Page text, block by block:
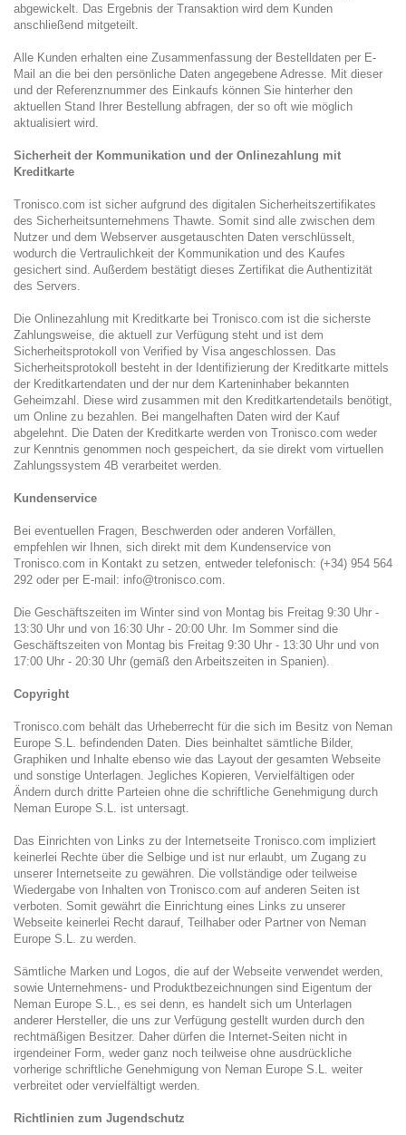
abgewickelt. Das Ergebnis der Transaktion wird dem Kunden
anschließend mitgeteilt.
Alle Kunden erhalten eine Zusammenfassung der Bestelldaten per E-
Mail an die bei den persönliche Daten angegebene Adresse. Mit dieser
und der Referenznummer des Einkaufs können Sie hinterher den
aktuellen Stand Ihrer Bestellung abfragen, der so oft wie möglich
aktualisiert wird.
Sicherheit der Kommunikation und der Onlinezahlung mit
Kreditkarte
Tronisco.com ist sicher aufgrund des digitalen Sicherheitszertifikates
des Sicherheitsunternehmens Thawte. Somit sind alle zwischen dem
Nutzer und dem Webserver ausgetauschten Daten verschlüsselt,
wodurch die Vertraulichkeit der Kommunikation und des Kaufes
gesichert sind. Außerdem bestätigt dieses Zertifikat die Authentizität
des Servers.
Die Onlinezahlung mit Kreditkarte bei Tronisco.com ist die sicherste
Zahlungsweise, die aktuell zur Verfügung steht und ist dem
Sicherheitsprotokoll von Verified by Visa angeschlossen. Das
Sicherheitsprotokoll besteht in der Identifizierung der Kreditkarte mittels
der Kreditkartendaten und der nur dem Karteninhaber bekannten
Geheimzahl. Diese wird zusammen mit den Kreditkartendetails benötigt,
um Online zu bezahlen. Bei mangelhaften Daten wird der Kauf
abgelehnt. Die Daten der Kreditkarte werden von Tronisco.com weder
zur Kenntnis genommen noch gespeichert, da sie direkt vom virtuellen
Zahlungssystem 4B verarbeitet werden.
Kundenservice
Bei eventuellen Fragen, Beschwerden oder anderen Vorfällen,
empfehlen wir Ihnen, sich direkt mit dem Kundenservice von
Tronisco.com in Kontakt zu setzen, entweder telefonisch: (+34) 954 564
292 oder per E-mail: info@tronisco.com.
Die Geschäftszeiten im Winter sind von Montag bis Freitag 9:30 Uhr -
13:30 Uhr und von 16:30 Uhr - 20:00 Uhr. Im Sommer sind die
Geschäftszeiten von Montag bis Freitag 9:30 Uhr - 13:30 Uhr und von
17:00 Uhr - 20:30 Uhr (gemäß den Arbeitszeiten in Spanien).
Copyright
Tronisco.com behält das Urheberrecht für die sich im Besitz von Neman
Europe S.L. befindenden Daten. Dies beinhaltet sämtliche Bilder,
Graphiken und Inhalte ebenso wie das Layout der gesamten Webseite
und sonstige Unterlagen. Jegliches Kopieren, Vervielfältigen oder
Ändern durch dritte Parteien ohne die schriftliche Genehmigung durch
Neman Europe S.L. ist untersagt.
Das Einrichten von Links zu der Internetseite Tronisco.com impliziert
keinerlei Rechte über die Selbige und ist nur erlaubt, um Zugang zu
unserer Internetseite zu gewähren. Die vollständige oder teilweise
Wiedergabe von Inhalten von Tronisco.com auf anderen Seiten ist
verboten. Somit gewährt die Einrichtung eines Links zu unserer
Webseite keinerlei Recht darauf, Teilhaber oder Partner von Neman
Europe S.L. zu werden.
Sämtliche Marken und Logos, die auf der Webseite verwendet werden,
sowie Unternehmens- und Produktbezeichnungen sind Eigentum der
Neman Europe S.L., es sei denn, es handelt sich um Unterlagen
anderer Hersteller, die uns zur Verfügung gestellt wurden durch den
rechtmäßigen Besitzer. Daher dürfen die Internet-Seiten nicht in
irgendeiner Form, weder ganz noch teilweise ohne ausdrückliche
vorherige schriftliche Genehmigung von Neman Europe S.L. weiter
verbreitet oder vervielfältigt werden.
Richtlinien zum Jugendschutz